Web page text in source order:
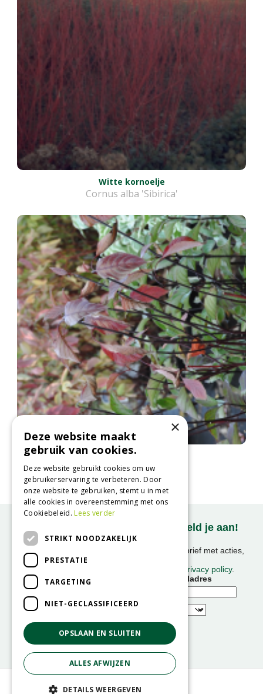
Witte kornoelje
Cornus alba 'Sibirica'
Witte kornoelje
Cornus alba 'Kesselringii'
Onze nieuwsbrief ontvangen? Meld je aan!
Ontvang ongeveer 1x per week onze nieuwsbrief met acties,
We slaan uw gegevens op conform onze
privacy policy.
Voornaam
E-mailadres
© GroenRijk
×
Deze website maakt
gebruik van cookies.
Deze website gebruikt cookies om uw
gebruikerservaring te verbeteren. Door
onze website te gebruiken, stemt u in met
alle cookies in overeenstemming met ons
Cookiebeleid.Lees verder
STRIKT NOODZAKELIJK
PRESTATIE
TARGETING
NIET-GECLASSIFICEERD
OPSLAAN EN SLUITEN
ALLES AFWIJZEN
DETAILS WEERGEVEN